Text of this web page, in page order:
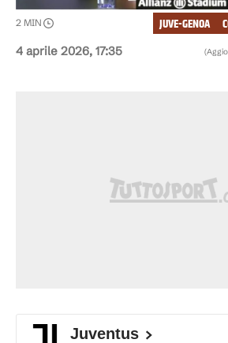
4 aprile 2026, 17:35
2 MIN JUVE-GENOA
Juventus